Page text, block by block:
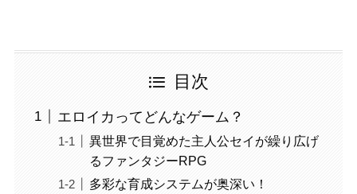
目次
エロイカってどんなゲーム？
異世界で目覚めた主人公セイが繰り広げ
るファンタジーRPG
多彩な育成システムが奥深い！